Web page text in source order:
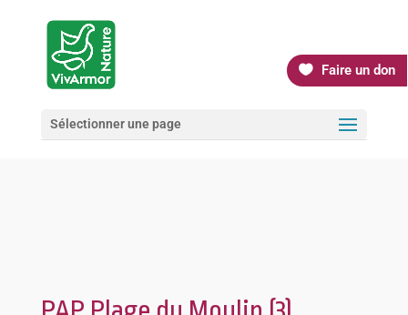
Faire un don
Sélectionner une page